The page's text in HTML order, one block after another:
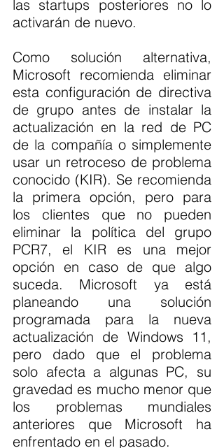
las startups posteriores no lo
activarán de nuevo.
Como solución alternativa,
Microsoft recomienda eliminar
esta configuración de directiva
de grupo antes de instalar la
actualización en la red de PC
de la compañía o simplemente
usar un retroceso de problema
conocido (KIR). Se recomienda
la primera opción, pero para
los clientes que no pueden
eliminar la política del grupo
PCR7, el KIR es una mejor
opción en caso de que algo
suceda. Microsoft ya está
planeando una solución
programada para la nueva
actualización de Windows 11,
pero dado que el problema
solo afecta a algunas PC, su
gravedad es mucho menor que
los problemas mundiales
anteriores que Microsoft ha
enfrentado en el pasado.